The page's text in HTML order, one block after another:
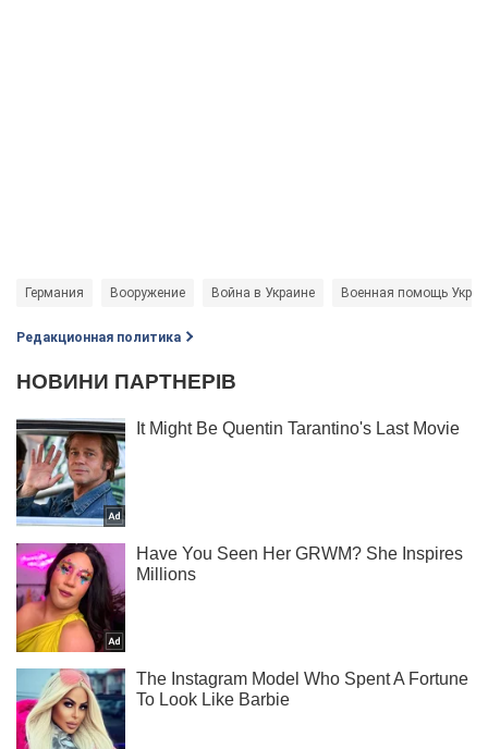
Германия Вооружение Война в Украине Военная помощь
Редакционная политика